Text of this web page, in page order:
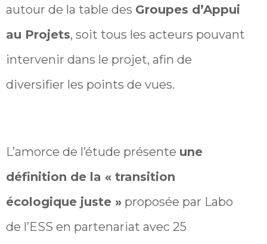
autour de la table des Groupes d’Appui
au Projets, soit tous les acteurs pouvant
intervenir dans le projet, afin de
diversifier les points de vues.
L’amorce de l’étude présente une
définition de la « transition
écologique juste » proposée par Labo
de l’ESS en partenariat avec 25